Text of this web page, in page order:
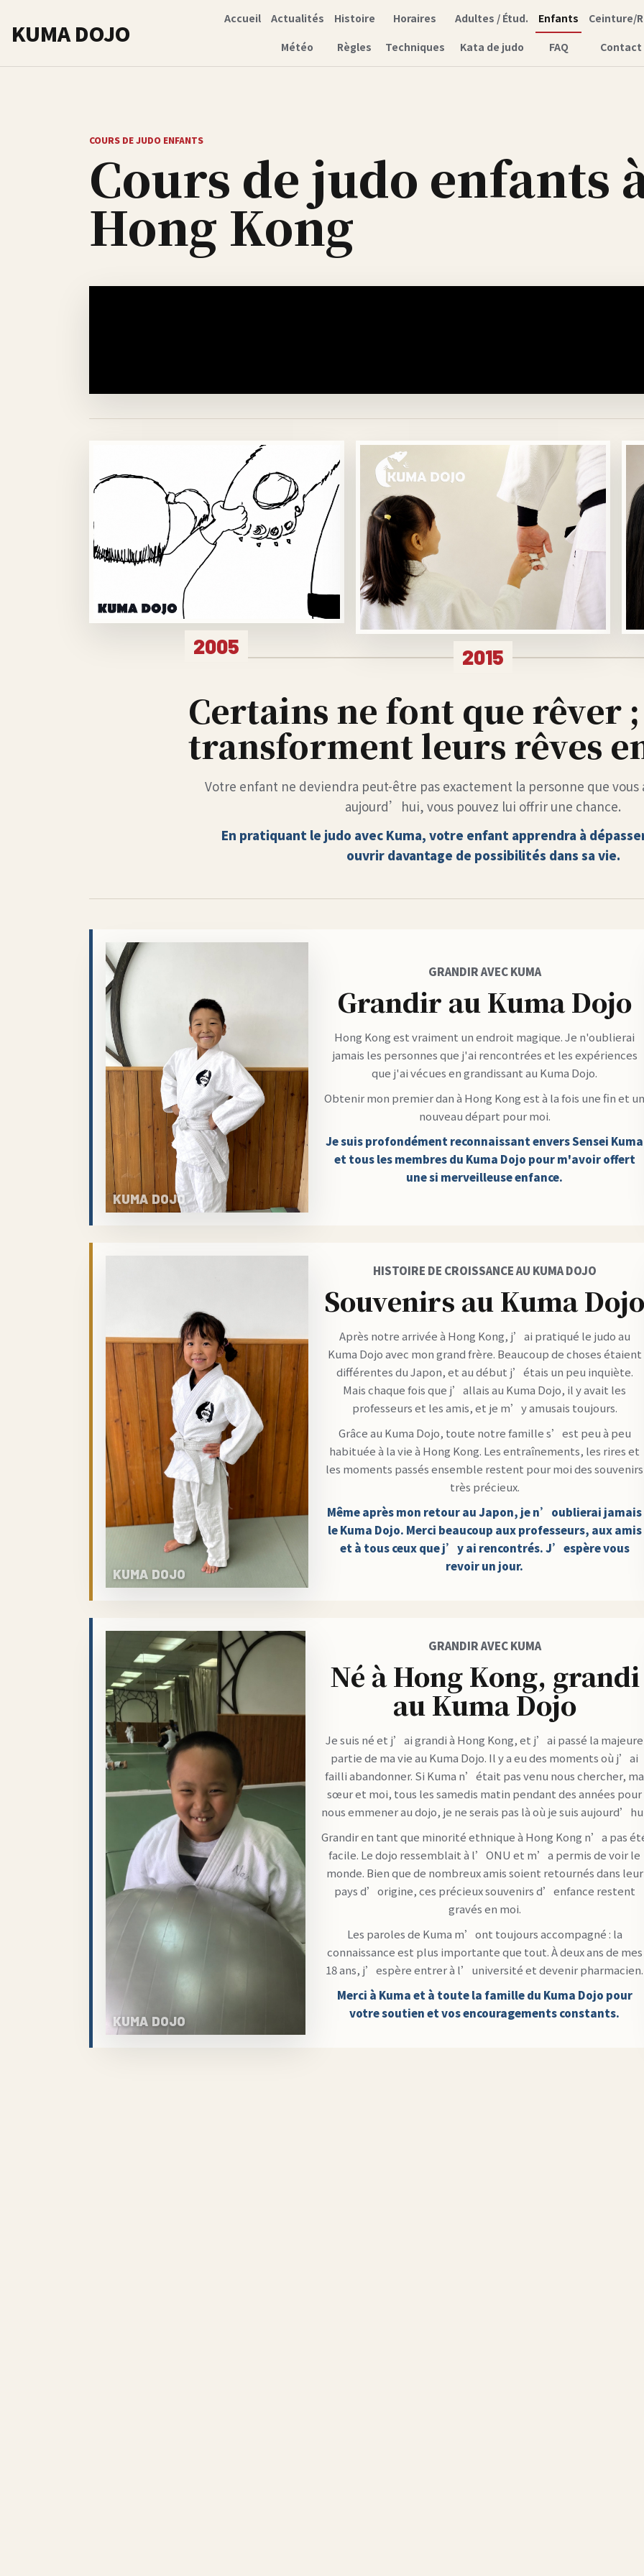
KUMA DOJO
Accueil Actualités Histoire Horaires Adultes / Étud. Enfants
Ceinture/
Météo
Règles Techniques Kata de judo FAQ Contact
COURS DE JUDO ENFANTS
Cours de judo enfants
Hong Kong
2005 2015
Certains ne font que rêver ;
transforment leurs rêves
Votre enfant ne deviendra peut-être pas exactement la personne que vous
aujourd’hui, vous pouvez lui offrir une chance.
En pratiquant le judo avec Kuma, votre enfant apprendra à
ouvrir davantage de possibilités dans sa vie.
GRANDIR AVEC KUMA
Grandir au Kuma Dojo
Hong Kong est vraiment un endroit magique. Je n'oublierai
jamais les personnes que j'ai rencontrées et les expériences
que j'ai vécues en grandissant au Kuma Dojo.
Obtenir mon premier dan à Hong Kong est à la fois une fin et
nouveau départ pour moi.
Je suis profondément reconnaissant envers Sensei Kuma
et tous les membres du Kuma Dojo pour m'avoir offert
une si merveilleuse enfance.
HISTOIRE DE CROISSANCE AU KUMA DOJO
Souvenirs au Kuma
Après notre arrivée à Hong Kong, j’ai pratiqué le judo au
Kuma Dojo avec mon grand frère. Beaucoup de choses étaient
différentes du Japon, et au début j’étais un peu inquiète.
Mais chaque fois que j’allais au Kuma Dojo, il y avait les
professeurs et les amis, et je m’y amusais toujours.
Grâce au Kuma Dojo, toute notre famille s’est peu à peu
habituée à la vie à Hong Kong. Les entraînements, les rires et
les moments passés ensemble restent pour moi des souvenirs
très précieux.
Même après mon retour au Japon, je n’oublierai jamais
le Kuma Dojo. Merci beaucoup aux professeurs, aux amis
et à tous ceux que j’y ai rencontrés. J’espère vous
revoir un jour.
GRANDIR AVEC KUMA
Né à Hong Kong, grandi
au Kuma Dojo
Je suis né et j’ai grandi à Hong Kong, et j’ai passé la majeure
partie de ma vie au Kuma Dojo. Il y a eu des moments où j’ai
failli abandonner. Si Kuma n’était pas venu nous chercher, ma
sœur et moi, tous les samedis matin pendant des années pour
nous emmener au dojo, je ne serais pas là où je suis
Grandir en tant que minorité ethnique à Hong Kong n’a pas
facile. Le dojo ressemblait à l’ONU et m’a permis de voir le
monde. Bien que de nombreux amis soient retournés dans leur
pays d’origine, ces précieux souvenirs d’enfance restent
gravés en moi.
Les paroles de Kuma m’ont toujours accompagné : la
connaissance est plus importante que tout. À deux ans de mes
18 ans, j’espère entrer à l’université et devenir pharmacien.
Merci à Kuma et à toute la famille du Kuma Dojo pour
votre soutien et vos encouragements constants.